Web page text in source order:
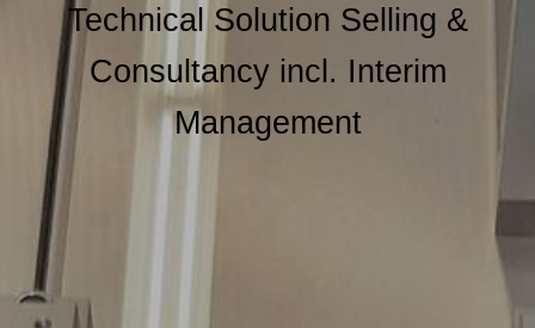
Technical Solution Selling &
Consultancy incl. Interim
Management